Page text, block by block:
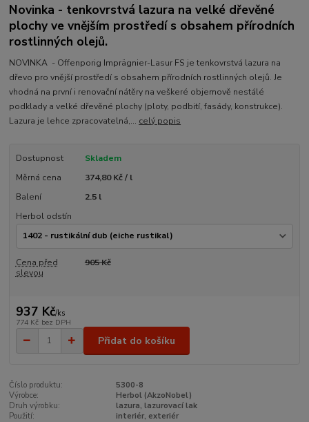
Novinka - tenkovrstvá lazura na velké dřevěné
plochy ve vnějším prostředí s obsahem přírodních
rostlinných olejů.
NOVINKA - Offenporig Imprägnier-Lasur FS je tenkovrstvá lazura na
dřevo pro vnější prostředí s obsahem přírodních rostlinných olejů. Je
vhodná na první i renovační nátěry na veškeré objemově nestálé
podklady a velké dřevěné plochy (ploty, podbití, fasády, konstrukce).
Lazura je lehce zpracovatelná,... celý popis
Dostupnost
Skladem
Měrná cena
374,80 Kč / l
Balení
2.5 l
Herbol odstín
Cena před
slevou
905 Kč
937 Kč/ks
774 Kč bez DPH
Přidat do košíku
Číslo produktu:
5300-8
Výrobce:
Herbol (AkzoNobel)
Druh výrobku:
lazura, lazurovací lak
Použití:
interiér, exteriér